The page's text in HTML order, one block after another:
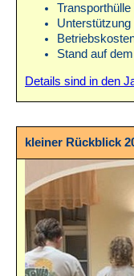
Transporthülle
Stand auf
Details sind in den
kleiner Rückblick